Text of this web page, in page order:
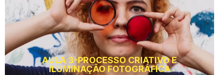
AULA 3-PROCESSO CRIATIVO E
ILUMINAÇÃO FOTOGRÁFICA